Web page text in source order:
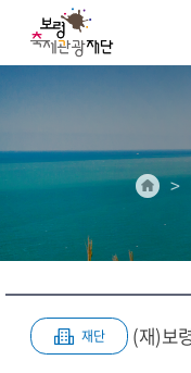
재단
(재)보